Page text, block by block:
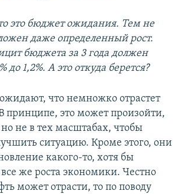
это бюджет ожидания. Тем не
даже определенный рост.
бюджета за 3 года должен
до 1,2%. А это откуда берется?
что немножко отрастет
принципе, это может произойти,
не в тех масштабах, чтобы
ситуацию. Кроме этого, они
какого-то, хотя бы
же роста экономики. Честно
может отрасти, то по поводу